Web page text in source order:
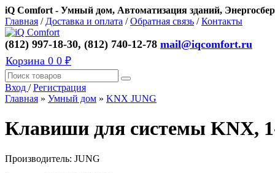
iQ Comfort - Умный дом, Автоматизация зданий,
Главная / Доставка и оплата /Обратная связь /Контакты
(812) 997-18-30, (812) 740-12-78 mail@iqcomfort.ru
Корзина 0 0 ₽
Вход /Регистрация
Главная » Умный дом » KNX JUNG
Клавиши для системы KNX,
Производитель: JUNG